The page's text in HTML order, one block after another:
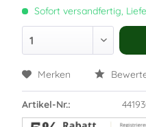
Sofort versandfertig,
Merken
Artikel-Nr.: